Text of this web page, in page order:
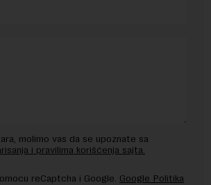
molimo vas da se upoznate sa
i pravilima korišćenja sajta.
reCaptcha i Google. Google Politika